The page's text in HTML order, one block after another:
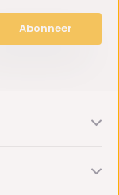
Abonneer